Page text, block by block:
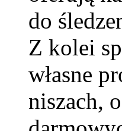
do
Z kolei
własne
niszach,